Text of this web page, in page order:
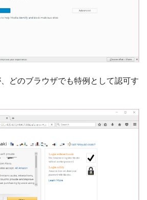
どのブラウザでも特例として認可す